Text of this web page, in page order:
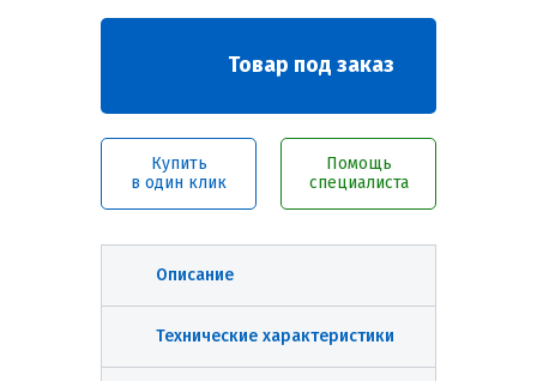
Товар под заказ
Купить
в один клик
Помощь
специалиста
Описание
Технические характеристики